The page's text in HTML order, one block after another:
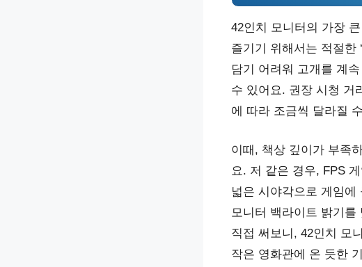
42인치 모니터의 가장
즐기기 위해서는 적절한
담기 어려워 고개를 계
수 있어요. 권장 시청 거
에 따라 조금씩 달라질
이때, 책상 깊이가 부족
요. 저 같은 경우, FPS
넓은 시야각으로 게임
모니터 백라이트 밝기
직접 써보니, 42인치 모
작은 영화관에 온 듯한